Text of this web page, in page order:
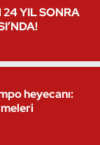
24 YIL SONRA
heyecanı: